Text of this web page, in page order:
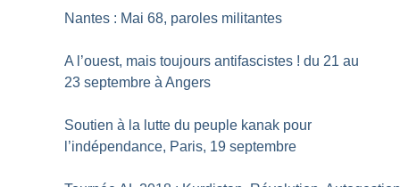
Nantes : Mai 68, paroles militantes
A l’ouest, mais toujours antifascistes ! du 21 au
23 septembre à Angers
Soutien à la lutte du peuple kanak pour
l’indépendance, Paris, 19 septembre